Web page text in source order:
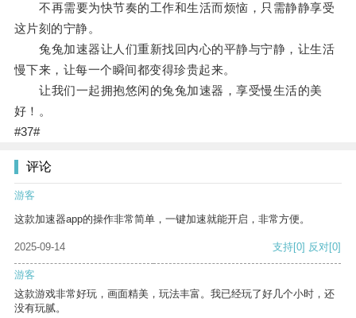
不再需要为快节奏的工作和生活而烦恼，只需静静享受
这片刻的宁静。
兔兔加速器让人们重新找回内心的平静与宁静，让生活
慢下来，让每一个瞬间都变得珍贵起来。
让我们一起拥抱悠闲的兔兔加速器，享受慢生活的美
好！。
#37#
评论
游客
这款加速器app的操作非常简单，一键加速就能开启，非常方便。
2025-09-14 支持[0] 反对[0]
游客
这款游戏非常好玩，画面精美，玩法丰富。我已经玩了好几个小时，还
没有玩腻。